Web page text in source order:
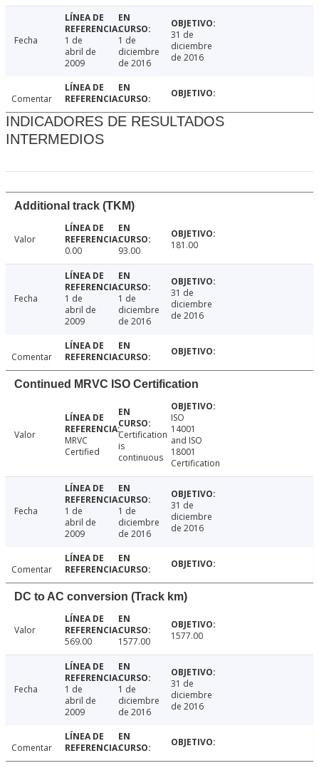
Fecha
1 de
abril de
2009
1 de
diciembre
de 2016
31 de
diciembre
de 2016
Comentar
INDICADORES DE RESULTADOS
INTERMEDIOS
Additional track (TKM)
Valor
0.00
93.00 181.00
Fecha
1 de
abril de
2009
1 de
diciembre
de 2016
31 de
diciembre
de 2016
Comentar
Continued MRVC ISO Certification
Valor
MRVC
Certified
Certification
is
continuous
ISO
14001
and ISO
18001
Certification
Fecha
1 de
abril de
2009
1 de
diciembre
de 2016
31 de
diciembre
de 2016
Comentar
DC to AC conversion (Track km)
Valor
569.00
1577.00 1577.00
Fecha
1 de
abril de
2009
1 de
diciembre
de 2016
31 de
diciembre
de 2016
Comentar